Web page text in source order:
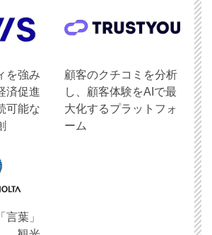
を強み
済促進
可能な
顧客のクチコミを分析
し、顧客体験をAIで最
大化するプラットフォ
ーム
葉」